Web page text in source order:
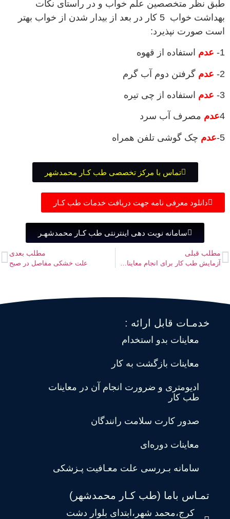
طبق نظر متخصصین علم خواب و در راستای نکات
بهداشت خواب 5 کار در بعد از بیدار شدن از خواب بهتر
است صورت نپذیرد:
1- عدم استفاده از قهوه
2- عدم گرفتن دوم آب گرم
3- عدم استفاده از چی تیره
4عدم مصرف آب سرد
5- عدم چک گوشی تلفن همراه
تماس با مرکز تخصصی طب کـار محمدشهر
دانلود معرفی نامه جهت دریافت خدمات طب کـار
سامانه نوبت دهی اینترنتی طب کـار محمدشهـر
مطلب قبلی
آزمایش طب کار برای انجام معاینات ویژه کارمندان
مطلب بعدی
علت خشکی مفاصل در صبح
خدمـات قابل ارائه :
معاینات بدو استخدام
معاینات بازگشت به کار
ادیومتری و ضرورت انجام آن در معاینات
طب کار
صدور کارت سلامت رانندگان
معاینات دوره‌ای
سامانه بـررسی علت معـافیت پـزشکی
تمـاس باما (طب کـار محمدشهر)
کرج،محمد شهر،ابتدای بلوار دشت